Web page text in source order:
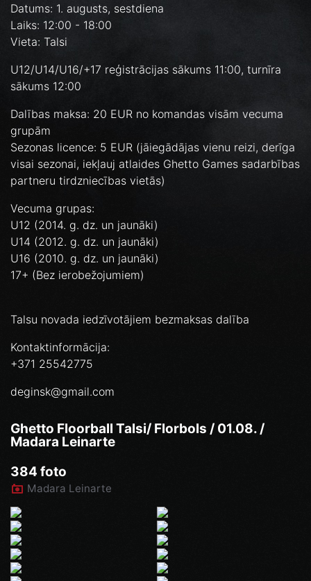
Datums: 1. augusts, sestdiena
Laiks: 12:00 - 18:00
Vieta: Talsi
U12/U14/U16/+17 reģistrācijas sākums 11:00, turnīra
sākums 12:00
Dalības maksa: 20 EUR no komandas visām vecuma
grupām
Sezonas licence: 5 EUR (jāiegādājas vienu reizi, derīga
visai sezonai, iekļauj atlaides Ghetto Games sadarbības
partneru tirdzniecības vietās)
Vecuma grupas:
U12 (2014. g. dz. un jaunāki)
U14 (2012. g. dz. un jaunāki)
U16 (2010. g. dz. un jaunāki)
17+ (Bez ierobežojumiem)
Talsu novada iedzīvotājiem bezmaksas dalība
Kontaktinformācija:
+371 25542775
deginsk@gmail.com
Ghetto Floorball Talsi/ Florbols / 01.08. /
Madara Leinarte
384 foto
Madara Leinarte